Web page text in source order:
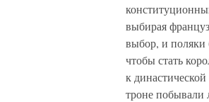
выбирая
выбор, и поляки
чтобы стать
к
троне